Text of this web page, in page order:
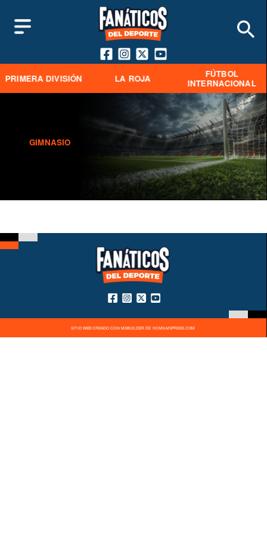
PRIMERA DIVISIÓN LA ROJA
FÚTBOL
INTERNACIONAL
GIMNASIO
SITIO WEB CREADO CON MSBUILDER DE ®CMS-MSPRESS.COM